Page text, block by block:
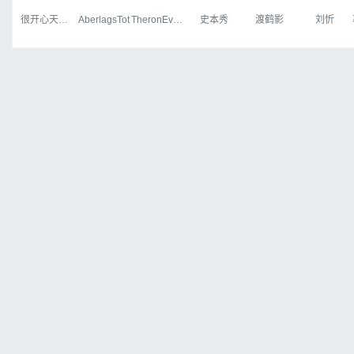
很开心天行者 AberlagsTot TheronEvock 史本秀 渡鹤影 刘忻